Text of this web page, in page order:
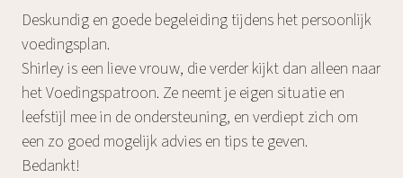
Deskundig en goede begeleiding tijdens het persoonlijk
voedingsplan.
Shirley is een lieve vrouw, die verder kijkt dan alleen naar
het Voedingspatroon. Ze neemt je eigen situatie en
leefstijl mee in de ondersteuning, en verdiept zich om
een zo goed mogelijk advies en tips te geven.
Bedankt!